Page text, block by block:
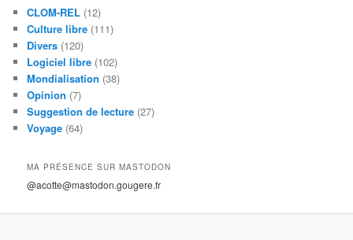
CLOM-REL (12)
Culture libre (111)
Divers (120)
Logiciel libre (102)
Mondialisation (38)
Opinion (7)
Suggestion de lecture (27)
Voyage (64)
MA PRÉSENCE SUR MASTODON
@acotte@mastodon.gougere.fr